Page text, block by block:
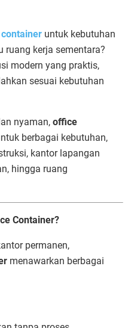
untuk kebutuhan
ruang kerja sementara?
modern yang praktis,
sesuai kebutuhan
nyaman, office
berbagai kebutuhan,
kantor lapangan
hingga ruang
Container?
permanen,
menawarkan berbagai